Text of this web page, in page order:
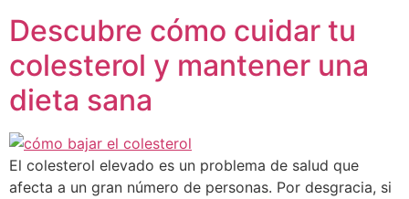
Descubre cómo cuidar tu
colesterol y mantener una
dieta sana
El colesterol elevado es un problema de salud que
afecta a un gran número de personas. Por desgracia, si